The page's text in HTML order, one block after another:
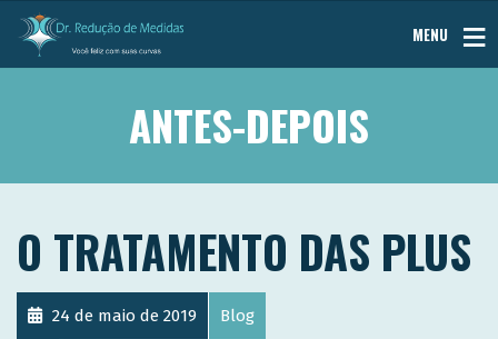
MENU
ANTES-DEPOIS
O TRATAMENTO DAS PLUS
24 de maio de 2019 Blog